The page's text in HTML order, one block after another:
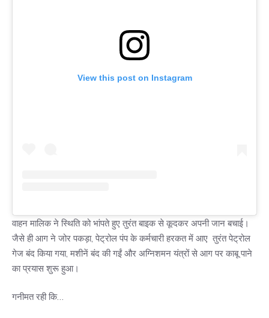
View this post on Instagram
वाहन मालिक ने स्थिति को भांपते हुए तुरंत बाइक से कूदकर अपनी जान बचाई।
जैसे ही आग ने जोर पकड़ा, पेट्रोल पंप के कर्मचारी हरकत में आए तुरंत पेट्रोल
गेज बंद किया गया, मशीनें बंद की गईं और अग्निशमन यंत्रों से आग पर काबू पाने
का प्रयास शुरू हुआ।
गनीमत रही कि…